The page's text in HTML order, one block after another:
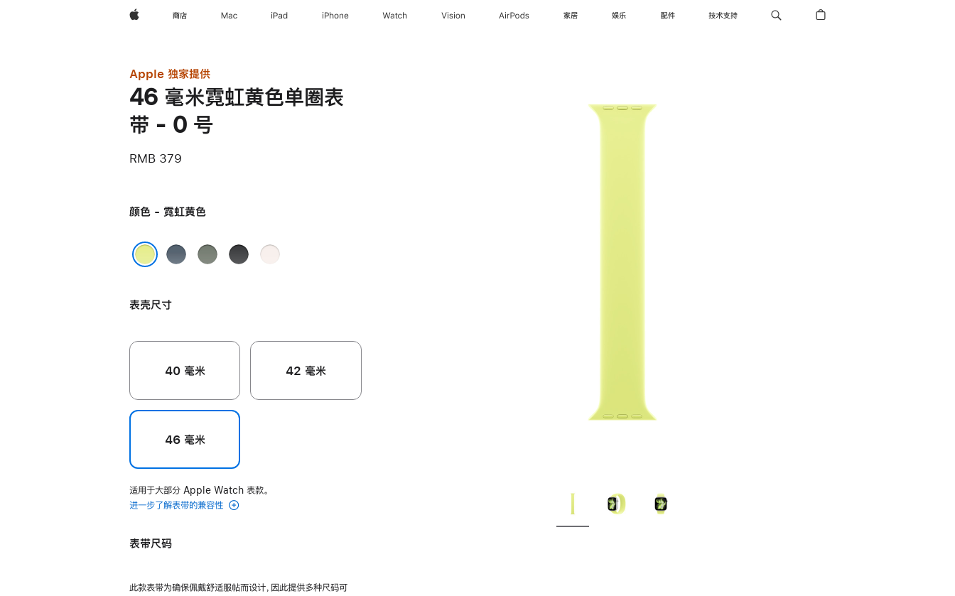
Apple 商店 Mac iPad iPhone Watch Vision AirPods 家居 娱乐 配件 技术支持
Apple 独家提供
46 毫米霓虹黄色单圈表
带 - 0 号
RMB 379
颜色 - 霓虹黄色
铁
色
灰
黑
淡
表壳尺寸
40 毫米 42 毫米
46 毫米
适用于大部分 Apple Watch 表款。
进一步了解表带的兼容性
表带尺码
此款表带为确保佩戴舒适服帖而设计，因此提供多种尺码可